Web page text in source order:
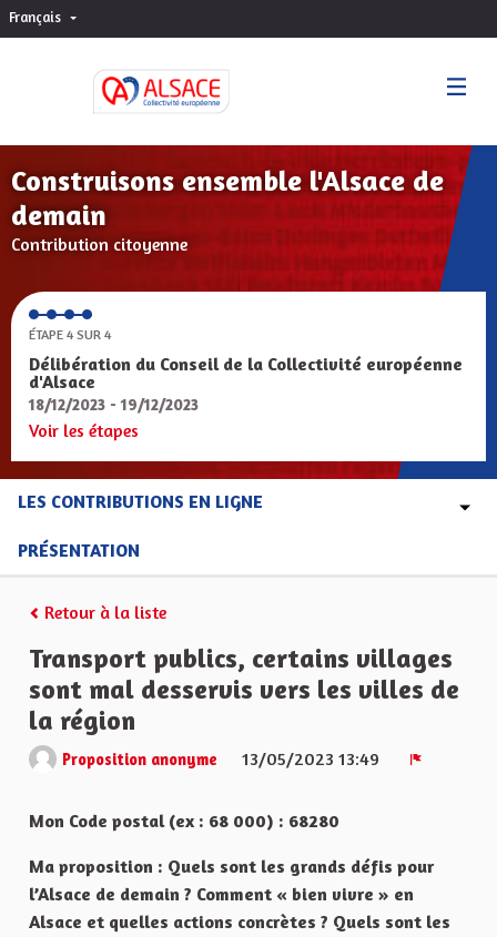
Français Choisir la langue
Construisons ensemble l'Alsace de
demain
Contribution citoyenne
ÉTAPE 4 SUR 4
Délibération du Conseil de la Collectivité européenne
d'Alsace
18/12/2023 - 19/12/2023
Voir les étapes
LES CONTRIBUTIONS EN LIGNE
PRÉSENTATION
Retour à la liste
Transport publics, certains villages
sont mal desservis vers les villes de
la région
Proposition anonyme
13/05/2023 13:49
Mon Code postal (ex : 68 000) : 68280
Ma proposition : Quels sont les grands défis pour
l’Alsace de demain ? Comment « bien vivre » en
Alsace et quelles actions concrètes ? Quels sont les